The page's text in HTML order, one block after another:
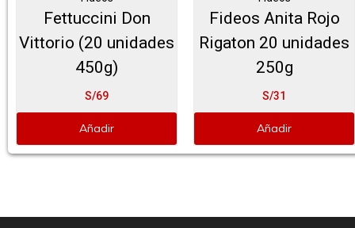
Fettuccini Don
Vittorio (20 unidades
450g)
S/69
Añadir
Fideos Anita Rojo
Rigaton 20 unidades
250g
S/31
Añadir